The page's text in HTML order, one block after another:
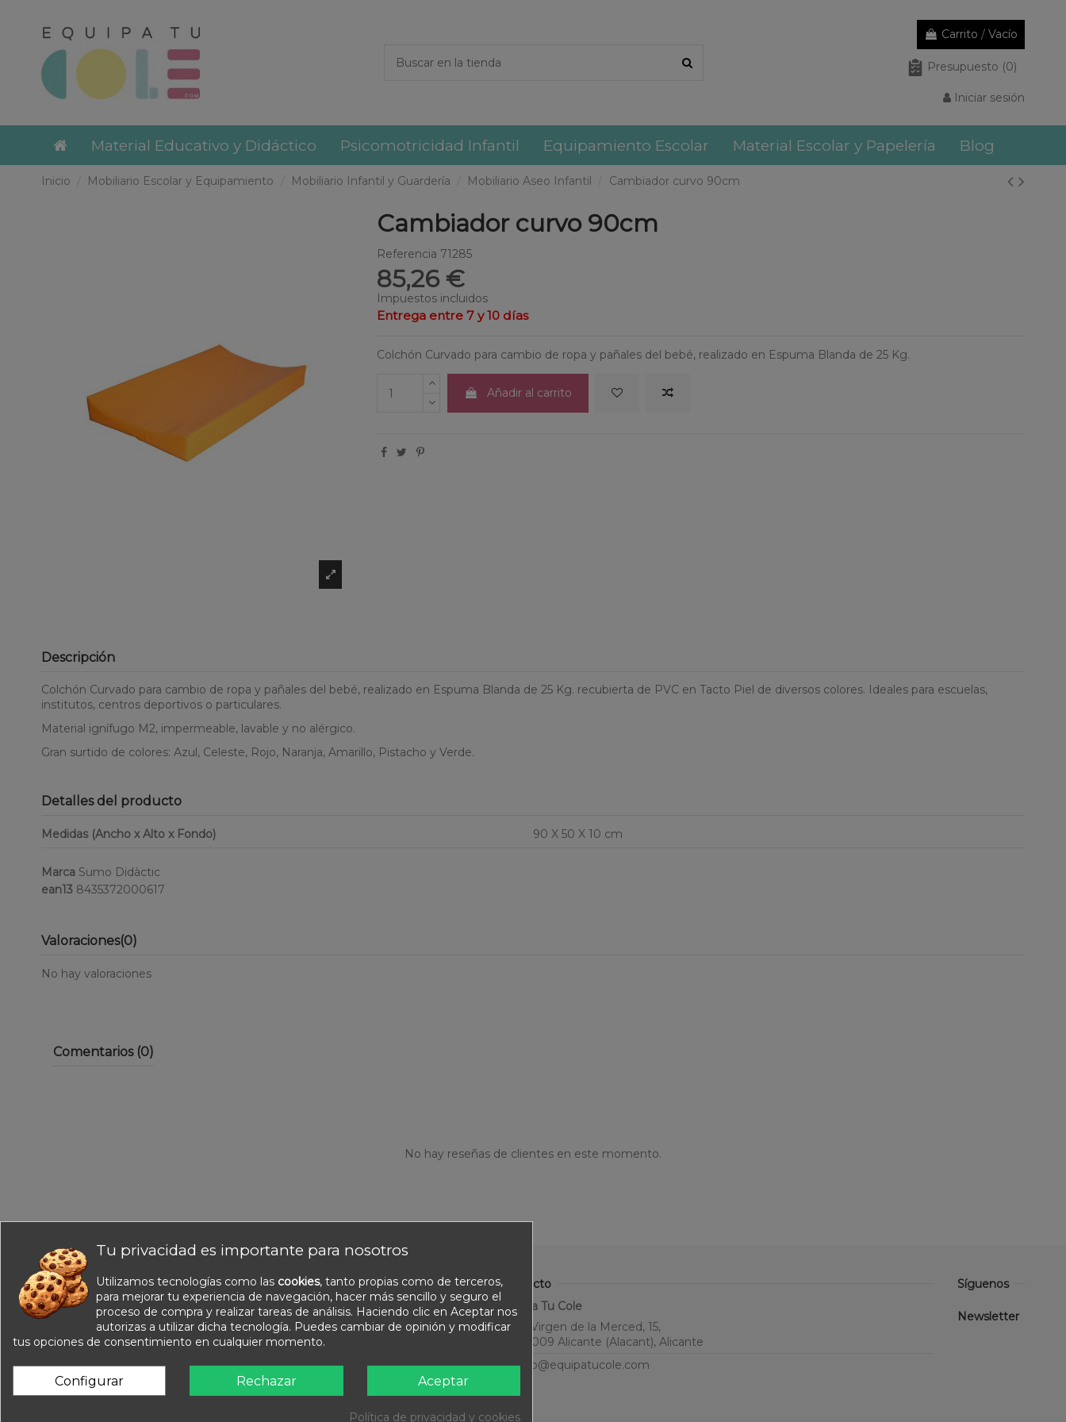
Carrito / Vacío
Presupuesto (0)
Iniciar sesión
Material Educativo y Didáctico Psicomotricidad Infantil Equipamiento Escolar Material Escolar y Papelería Blog
Inicio Mobiliario Escolar y Equipamiento Mobiliario Infantil y Guardería Mobiliario Aseo Infantil Cambiador curvo 90cm
Cambiador curvo 90cm
Referencia 71285
85,26 €
Impuestos incluidos
Entrega entre 7 y 10 días
Colchón Curvado para cambio de ropa y pañales del bebé, realizado en Espuma Blanda de 25 Kg.
Añadir al carrito
Descripción
Colchón Curvado para cambio de ropa y pañales del bebé, realizado en Espuma Blanda de 25 Kg. recubierta de PVC en Tacto Piel de diversos colores. Ideales para escuelas,
institutos, centros deportivos o particulares.
Material ignífugo M2, impermeable, lavable y no alérgico.
Gran surtido de colores: Azul, Celeste, Rojo, Naranja, Amarillo, Pistacho y Verde.
Detalles del producto
Medidas (Ancho x Alto x Fondo) 90 X 50 X 10 cm
Marca Sumo Didàctic
ean13 8435372000617
Valoraciones(0)
No hay valoraciones
Comentarios (0)
No hay reseñas de clientes en este momento.
Información
Nuestros catálogos
Contacte con nosotros
Sobre nosotros
Condiciones de venta
Aviso legal
Contacto
Equipa Tu Cole
C. Virgen de la Merced, 15,
03009 Alicante (Alacant), Alicante
info@equipatucole.com
Síguenos
Newsletter
Tu privacidad es importante para nosotros
Utilizamos tecnologías como las cookies, tanto propias como de terceros,
para mejorar tu experiencia de navegación, hacer más sencillo y seguro el
proceso de compra y realizar tareas de análisis. Haciendo clic en Aceptar nos
autorizas a utilizar dicha tecnología. Puedes cambiar de opinión y modificar
tus opciones de consentimiento en cualquier momento.
Configurar Rechazar Aceptar
Política de privacidad y cookies